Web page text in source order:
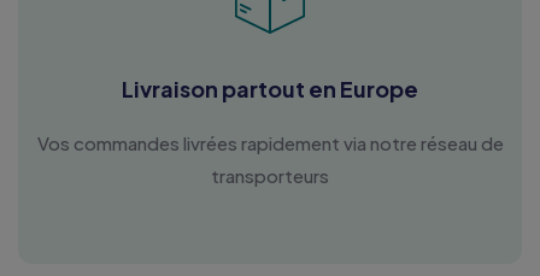
Livraison partout en Europe
Vos commandes livrées rapidement via notre réseau de
transporteurs